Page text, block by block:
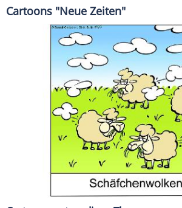
Cartoons "Neue Zeiten"